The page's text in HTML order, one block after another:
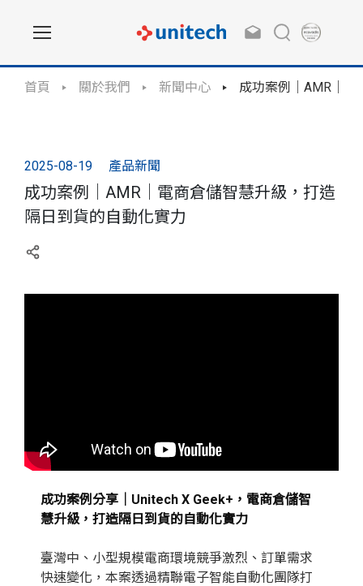
首頁 關於我們 新聞中心 成功案例｜AMR｜
2025-08-19 產品新聞
成功案例｜AMR｜電商倉儲智慧升級，打造
隔日到貨的自動化實力
成功案例分享｜Unitech X Geek+，電商倉儲智
慧升級，打造隔日到貨的自動化實力
臺灣中、小型規模電商環境競爭激烈、訂單需求
快速變化，本案透過精聯電子智能自動化團隊打